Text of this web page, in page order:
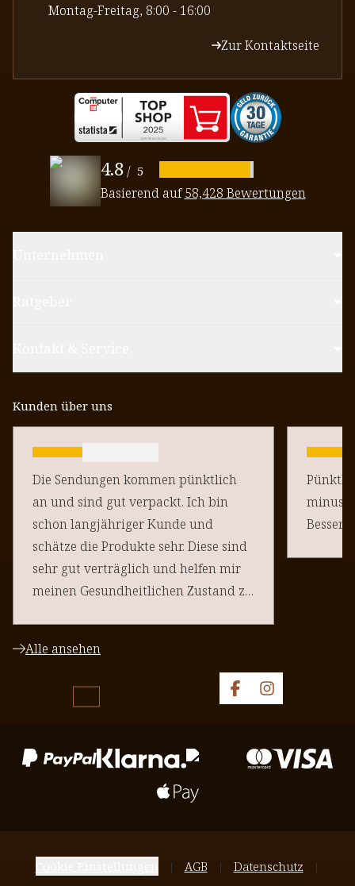
⁠Montag-Freitag, 8:00 - 16:00
Zur Kontaktseite
4.8 / 5
Basierend auf58,428 Bewertungen
Kunden über uns
Die Sendungen kommen pünktlich
an und sind gut verpackt. Ich bin
schon langjähriger Kunde und
schätze die Produkte sehr. Diese sind
sehr gut verträglich und helfen mir
meinen Gesundheitlichen Zustand zu
Pünktlich
minus
Alle ansehen
AGB Datenschutz